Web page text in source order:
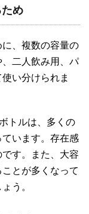
め
、複数の容量の
二人飲み用、パ
い分けられま
トルは、多くの
います。存在感
す。また、大容
とが多くなって
う。